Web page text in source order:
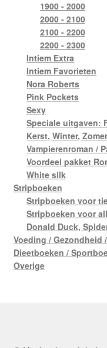
1900 - 2000
2000 - 2100
2100 - 2200
2200 - 2300
Intiem Extra
Intiem Favorieten
Nora Roberts
Pink Pockets
Sexy
Speciale uitgaven:
Kerst, Winter,
Vampierenroman /
Voordeel pakket
White silk
Stripboeken
Stripboeken voor
Stripboeken voor
Donald Duck,
Voeding / Gezondheid
Dieetboeken /
Overige